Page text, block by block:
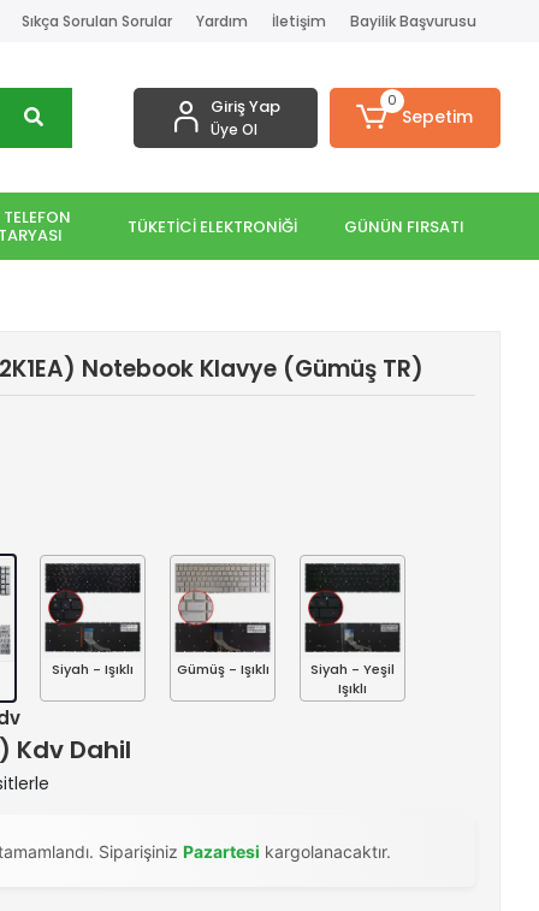
Sıkça Sorulan Sorular Yardım İletişim Bayilik Başvurusu
Giriş Yap
Üye Ol
0
Sepetim
TÜKETİCİ ELEKTRONİĞİ GÜNÜN FIRSATI
Notebook Klavye (Gümüş TR)
Siyah - Işıklı Gümüş - Işıklı
Siyah - Yeşil
Işıklı
Kdv Dahil
Siparişiniz Pazartesi kargolanacaktır.